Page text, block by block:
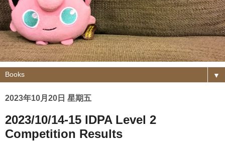
▼
2023年10月20日 星期五
2023/10/14-15 IDPA Level 2
Competition Results